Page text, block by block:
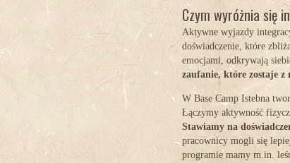
Czym wyróżnia się
Aktywne wyjazdy
doświadczenie, które
emocjami, odkrywają
zaufanie, które zostaje z
W Base Camp Istebna
Łączymy aktywność
Stawiamy na
pracownicy mogli się
programie mamy m.in.